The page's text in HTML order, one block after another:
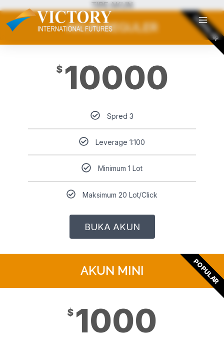
Skip
content
TIPE AKUN
AKUN REGULER
$ 10000
Spred 3
Leverage 1:100
Minimum 1 Lot
Maksimum 20 Lot/Click
BUKA AKUN
POPULAR
AKUN MINI
$ 1000
POPULAR